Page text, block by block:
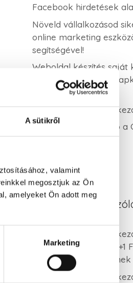
A sütikről
valamint
megosztjuk az Ön
amelyeket Ön adott meg
Marketing
Facebook hirdetések
Növeld vállalkozásod
online marketing
segítségével!
Weboldal készítés saját
profi WordPress
Melyik éri meg?
Keresőoptimalizálás
Online kommunikáció a
idején 3. rész
Legutóbbi
Keresőoptimalizálás
V.AD MARKETING
hirdetés tipp kezdőknek
Keresőoptimalizálás